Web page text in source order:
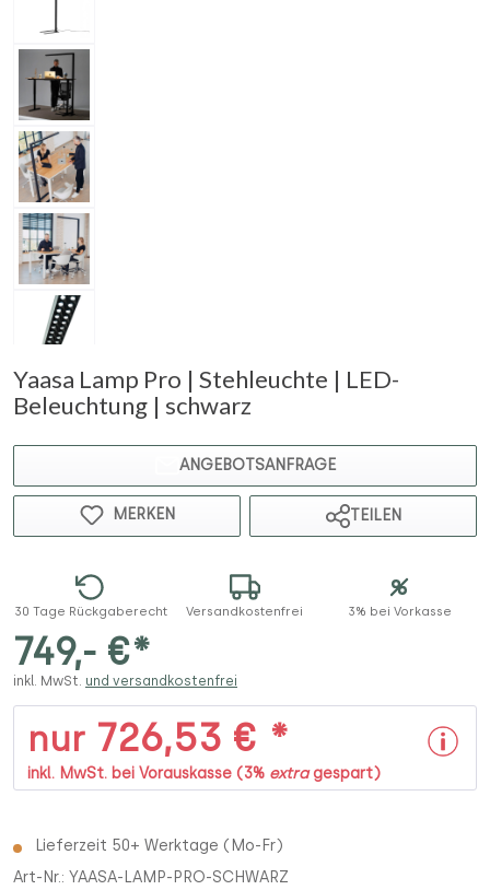
Yaasa Lamp Pro | Stehleuchte | LED-
Beleuchtung | schwarz
ANGEBOTSANFRAGE
MERKEN TEILEN
30 Tage Rückgaberecht Versandkostenfrei 3% bei Vorkasse
749,- €*
inkl. MwSt. und versandkostenfrei
nur 726,53 € *
inkl. MwSt. bei Vorauskasse (3% extragespart)
Lieferzeit 50+ Werktage (Mo-Fr)
Art-Nr.: YAASA-LAMP-PRO-SCHWARZ